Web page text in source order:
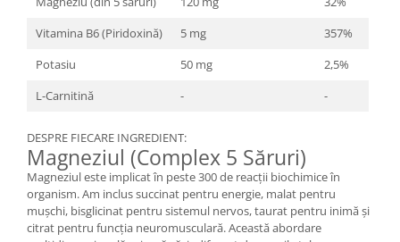
Vitamina B6 (Piridoxină)
5 mg
357%
Potasiu
50 mg
2,5%
L-Carnitină
- -
DESPRE FIECARE INGREDIENT:
Magneziul (Complex 5 Săruri)
Magneziul este implicat în peste 300 de reacții biochimice în
organism. Am inclus succinat pentru energie, malat pentru
mușchi, bisglicinat pentru sistemul nervos, taurat pentru inimă și
citrat pentru funcția neuromusculară. Această abordare